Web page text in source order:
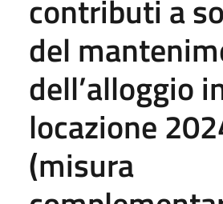
contributi a
del
dell’alloggio
locazione
(misura